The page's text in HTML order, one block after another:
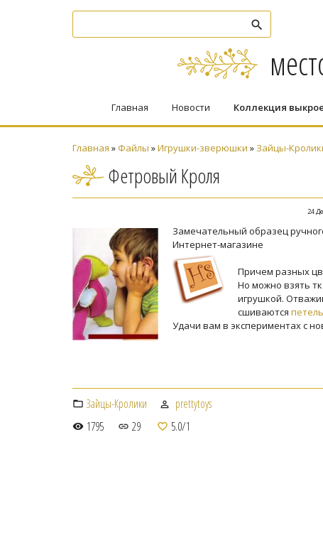
Главная Новости Коллекция
Главная » Файлы »Игрушки-зверюшки » Зайцы-
Фетровый Кроля
24
Замечательный образец
Интернет-магазине
Причем разных
Но можно взять
игрушкой.
сшиваются
Удачи вам в экспериментах с
Зайцы-Кролики
prettytoys
1795
29 5.0/1